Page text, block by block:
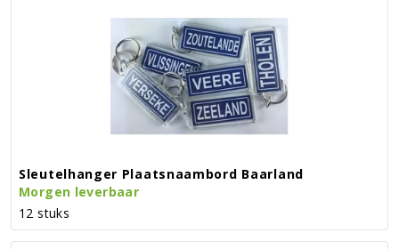
Sleutelhanger Plaatsnaambord Baarland
Morgen leverbaar
12 stuks